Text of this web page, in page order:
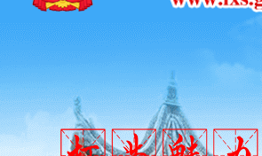
市领导调研督导防汛减灾
展巡河